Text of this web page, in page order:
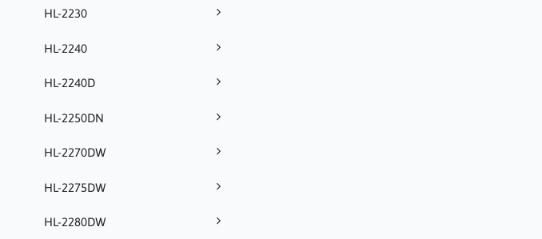
HL-2230
HL-2240
HL-2240D
HL-2250DN
HL-2270DW
HL-2275DW
HL-2280DW